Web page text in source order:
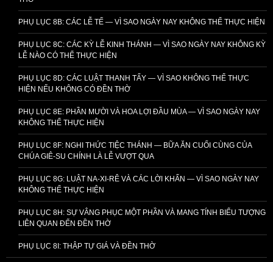
PHỤ LỤC 8B: CÁC LỄ TẾ — VÌ SAO NGÀY NAY KHÔNG THỂ THỰC HIỆN
PHỤ LỤC 8C: CÁC KỲ LỄ KINH THÁNH — VÌ SAO NGÀY NAY KHÔNG KỲ
LỄ NÀO CÓ THỂ THỰC HIỆN
PHỤ LỤC 8D: CÁC LUẬT THANH TẨY — VÌ SAO KHÔNG THỂ THỰC
HIỆN NẾU KHÔNG CÓ ĐỀN THỜ
PHỤ LỤC 8E: PHẦN MƯỜI VÀ HOA LỢI ĐẦU MÙA — VÌ SAO NGÀY NAY
KHÔNG THỂ THỰC HIỆN
PHỤ LỤC 8F: NGHI THỨC TIỆC THÁNH — BỮA ĂN CUỐI CÙNG CỦA
CHÚA GIÊ-SU CHÍNH LÀ LỄ VƯỢT QUA
PHỤ LỤC 8G: LUẬT NA-XI-RÊ VÀ CÁC LỜI KHẤN — VÌ SAO NGÀY NAY
KHÔNG THỂ THỰC HIỆN
PHỤ LỤC 8H: SỰ VÂNG PHỤC MỘT PHẦN VÀ MANG TÍNH BIỂU TƯỢNG
LIÊN QUAN ĐẾN ĐỀN THỜ
PHỤ LỤC 8I: THẬP TỰ GIÁ VÀ ĐỀN THỜ